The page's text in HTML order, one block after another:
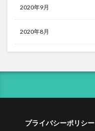
2020年9月
2020年8月
プライバシーポリシー